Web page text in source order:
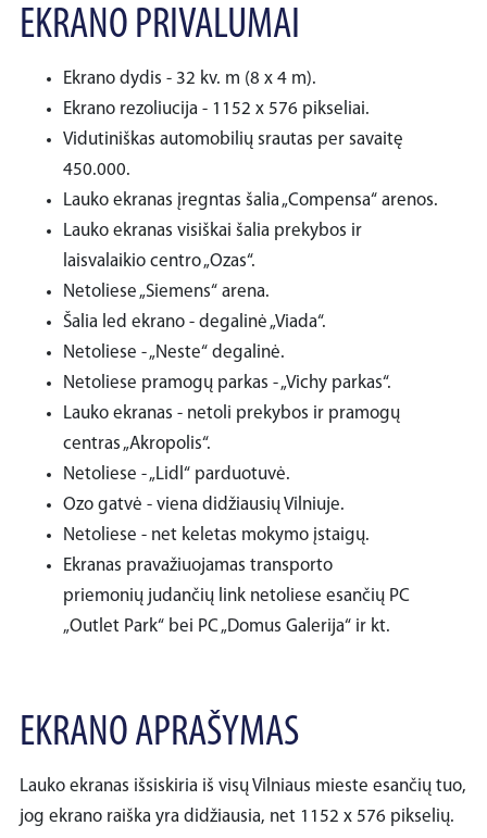
EKRANO PRIVALUMAI
Ekrano dydis - 32 kv. m (8 x 4 m).
Ekrano rezoliucija - 1152 x 576 pikseliai.
Vidutiniškas automobilių srautas per savaitę
450.000.
Lauko ekranas įregntas šalia „Compensa“ arenos.
Lauko ekranas visiškai šalia prekybos ir
laisvalaikio centro „Ozas“.
Netoliese „Siemens“ arena.
Šalia led ekrano - degalinė „Viada“.
Netoliese - „Neste“ degalinė.
Netoliese pramogų parkas - „Vichy parkas“.
Lauko ekranas - netoli prekybos ir pramogų
centras „Akropolis“.
Netoliese - „Lidl“ parduotuvė.
Ozo gatvė - viena didžiausių Vilniuje.
Netoliese - net keletas mokymo įstaigų.
Ekranas pravažiuojamas transporto
priemonių judančių link netoliese esančių PC
„Outlet Park“ bei PC „Domus Galerija“ ir kt.
EKRANO APRAŠYMAS
Lauko ekranas išsiskiria iš visų Vilniaus mieste esančių tuo,
jog ekrano raiška yra didžiausia, net 1152 x 576 pikselių.